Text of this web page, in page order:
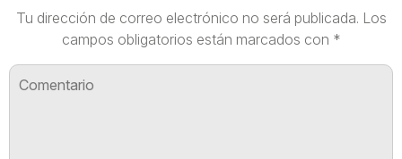
Tu dirección de correo electrónico no será publicada. Los
campos obligatorios están marcados con *